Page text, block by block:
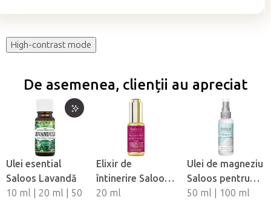
High-contrast mode
De asemenea, clienții au apreciat
Ulei esential
Saloos Lavandă
10 ml | 20 ml | 50
Elixir de
întinerire Saloos
100% Ulei
20 ml
Ulei de magneziu
Saloos pentru
muschi
50 ml | 100 ml